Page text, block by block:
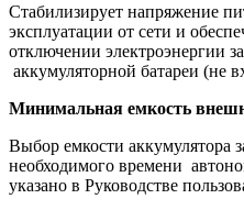
Стабилизирует напряжение
эксплуатации от сети и
отключении электроэнергии
аккумуляторной батареи (не
Минимальная емкость
Выбор емкости аккумулятора
необходимого времени
указано в Руководстве